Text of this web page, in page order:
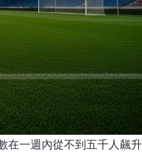
在一週內從不到五千人飆升